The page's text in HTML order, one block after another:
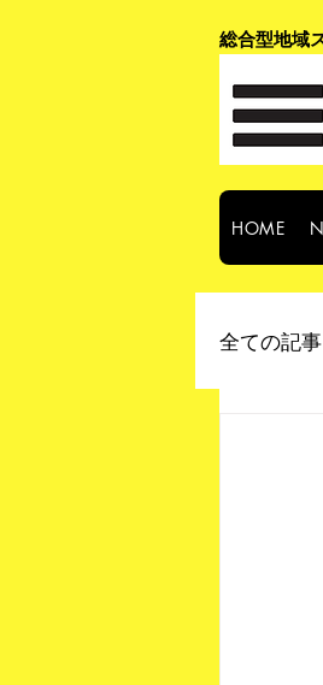
総合型地域
HOME
全ての記事